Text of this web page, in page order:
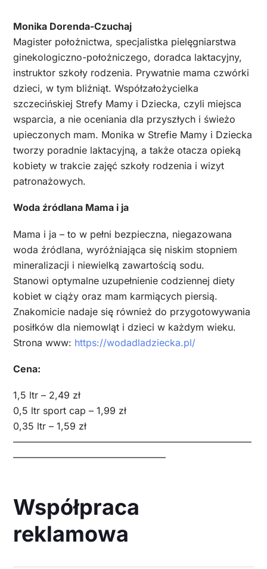
Monika Dorenda-Czuchaj
Magister położnictwa, specjalistka pielęgniarstwa
ginekologiczno-położniczego, doradca laktacyjny,
instruktor szkoły rodzenia. Prywatnie mama czwórki
dzieci, w tym bliźniąt. Współzałożycielka
szczecińskiej Strefy Mamy i Dziecka, czyli miejsca
wsparcia, a nie oceniania dla przyszłych i świeżo
upieczonych mam. Monika w Strefie Mamy i Dziecka
tworzy poradnie laktacyjną, a także otacza opieką
kobiety w trakcie zajęć szkoły rodzenia i wizyt
patronażowych.
Woda źródlana Mama i ja
Mama i ja – to w pełni bezpieczna, niegazowana
woda źródlana, wyróżniająca się niskim stopniem
mineralizacji i niewielką zawartością sodu.
Stanowi optymalne uzupełnienie codziennej diety
kobiet w ciąży oraz mam karmiących piersią.
Znakomicie nadaje się również do przygotowywania
posiłków dla niemowląt i dzieci w każdym wieku.
Strona www: https://wodadladziecka.pl/
Cena:
1,5 ltr – 2,49 zł
0,5 ltr sport cap – 1,99 zł
0,35 ltr – 1,59 zł
—————————————————————————
————————————————
Współpraca
reklamowa